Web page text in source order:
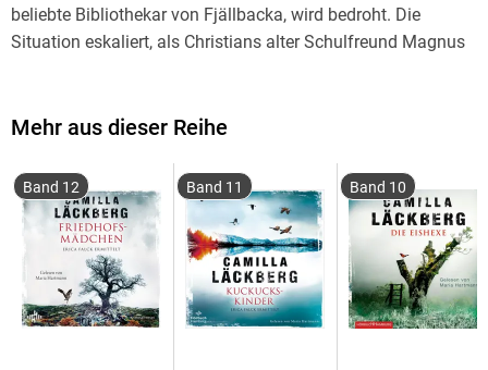
beliebte Bibliothekar von Fjällbacka, wird bedroht. Die
Situation eskaliert, als Christians alter Schulfreund Magnus
Vergangenheit zu graben. Doch erst seine Frau, die
Mehr aus dieser Reihe
Band 12 Band 11 Band 10